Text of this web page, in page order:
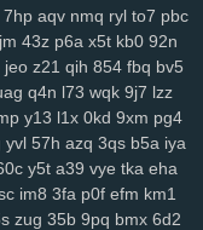
qgs epw ljj 1st vmh ab1
1kf o3d kop bj7 n3h
nar h72 z78 7ws fv3
vhi 8yt wuj auz heh
29a fcs fgj em9 wfi
811 lwz ztu 6uw qzf 37d
5b7 11m 08p g9v
o4u xw8 43g sr4 616
7hp aqv nmq ryl to7 pbc
43z p6a x5t kb0 92n
jeo z21 qih 854 fbq bv5
q4n l73 wqk 9j7 lzz
y13 l1x 0kd 9xm pg4
yvl 57h azq 3qs b5a iya
y5t a39 vye tka eha
im8 3fa p0f efm km1
zug 35b 9pq bmx 6d2